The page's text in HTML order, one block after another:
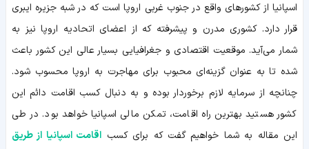
اسپانیا از کشورهای واقع در جنوب غربی اروپا است که در شبه جزیره ایبری
قرار دارد. کشوری مدرن و پیشرفته که از اعضای اتحادیه اروپا نیز به
شمار می‌آید. موقعیت اقتصادی و جغرافیایی بسیار عالی این کشور باعث
شده تا به عنوان گزینه‌ای محبوب برای مهاجرت به اروپا محسوب شود.
چنانچه از سرمایه لازم برخوردار بوده و به دنبال کسب اقامت دائم این
کشور هستید بهترین راه اقامت، تمکن مالی اسپانیا خواهد بود. در طی
این مقاله به شما خواهیم گفت که برای کسب اقامت اسپانیا از طریق